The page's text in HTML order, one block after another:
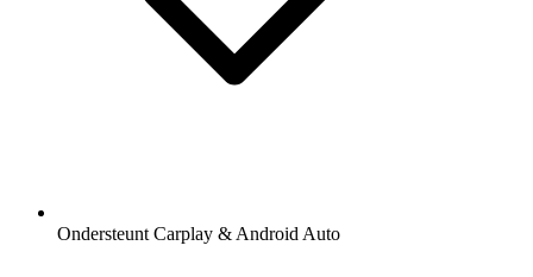
Ondersteunt Carplay & Android Auto